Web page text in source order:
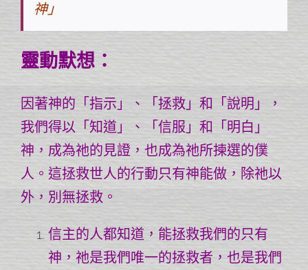
神」
靈動默想：
因著神的「指示」、「拯救」和「說明」，
我們得以「知道」、「信服」和「明白」
神，成為祂的見證，也成為祂所揀選的僕
人。這拯救世人的行動只有神能做，除祂以
外，別無拯救。
信主的人都知道，能拯救我們的只有
神，祂是我們唯一的拯救者，也是我們